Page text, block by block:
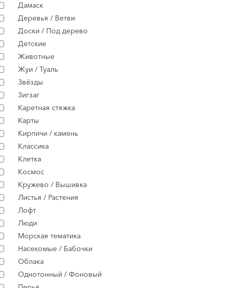
Дамаск
Деревья / Ветви
Доски / Под дерево
Детские
Животные
Жуи / Туаль
Звёзды
Зигзаг
Каретная стяжка
Карты
Кирпичи / камень
Классика
Клетка
Космос
Кружево / Вышивка
Листья / Растения
Лофт
Люди
Морская тематика
Насекомые / Бабочки
Облака
Однотонный / Фоновый